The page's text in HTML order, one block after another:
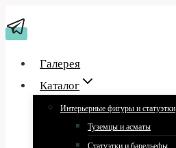
к
Галерея
Каталог
Интерьерные фигуры и статуэтки
Туземцы и асматы
Статуэтки и барельефы